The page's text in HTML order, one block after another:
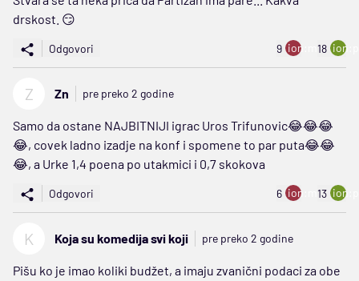
drskost. 😏
Odgovori 9 ion:minus
18
Z Zn pre preko 2 godine
Samo da ostane NAJBITNIJI igrac Uros Trifunovic😂😂😂
😂, covek ladno izadje na konf i spomene to par puta😂😂
😂, a Urke 1,4 poena po utakmici i 0,7 skokova
Odgovori 6 ion:minus
13
K Koja su komedija svi koji pre preko 2 godine
Pišu ko je imao koliki budžet, a imaju zvanični podaci za obe